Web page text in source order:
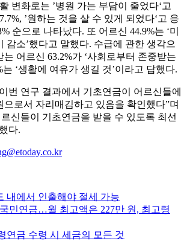
변화로는 ’병원 가는 부담이 줄었다‘고
’원하는 것을 살 수 있게 되었다‘고 응
순으로 나타났다. 또 어르신 44.9%는 ‘미
감소’했다고 말했다. 수급에 관한 생각으
어르신 63.2%가 ‘사회로부터 존중받는
는 ‘생활에 여유가 생길 것’이라고 답했다.
번 연구 결과에서 기초연금이 어르신들에
로서 자리매김하고 있음을 확인했다”며
신들이 기초연금을 받을 수 있도록 최선
다.
내에서 인출해야 절세 가능
민연금…월 최고액은 227만 원, 최고령
연금 수령 시 세금의 모든 것